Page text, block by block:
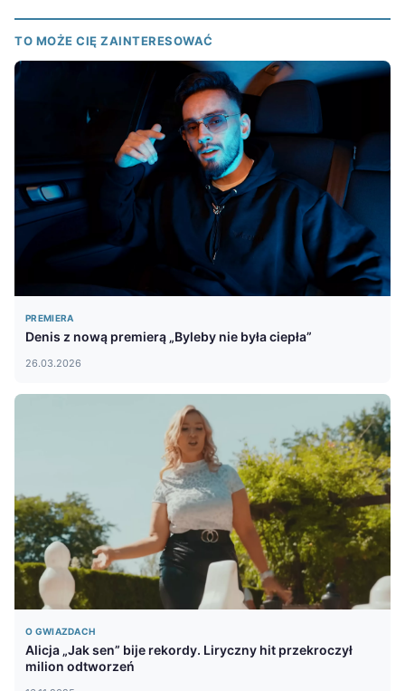
TO MOŻE CIĘ ZAINTERESOWAĆ
PREMIERA
Denis z nową premierą „Byleby nie była ciepła”
26.03.2026
O GWIAZDACH
Alicja „Jak sen” bije rekordy. Liryczny hit przekroczył
milion odtworzeń